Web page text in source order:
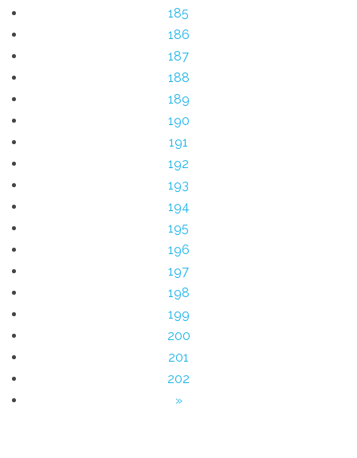
185
186
187
188
189
190
191
192
193
194
195
196
197
198
199
200
201
202
»